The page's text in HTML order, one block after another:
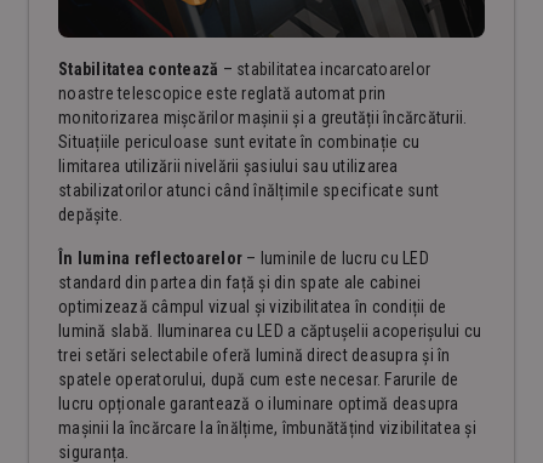
Stabilitatea contează – stabilitatea incarcatoarelor
noastre telescopice este reglată automat prin
monitorizarea mișcărilor mașinii și a greutății încărcăturii.
Situațiile periculoase sunt evitate în combinație cu
limitarea utilizării nivelării șasiului sau utilizarea
stabilizatorilor atunci când înălțimile specificate sunt
depășite.
În lumina reflectoarelor – luminile de lucru cu LED
standard din partea din față și din spate ale cabinei
optimizează câmpul vizual și vizibilitatea în condiții de
lumină slabă. Iluminarea cu LED a căptușelii acoperișului cu
trei setări selectabile oferă lumină direct deasupra și în
spatele operatorului, după cum este necesar. Farurile de
lucru opționale garantează o iluminare optimă deasupra
mașinii la încărcare la înălțime, îmbunătățind vizibilitatea și
siguranța.